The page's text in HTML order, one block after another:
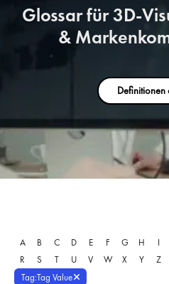
Glossar für 3D-
&
Definitionen
A B C D E F G H I
R
S T U V W X Y
Z
Tag:Tag Value